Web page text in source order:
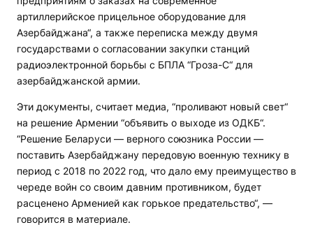
артиллерийское прицельное оборудование для
Азербайджана“, а также переписка между двумя
государствами о согласовании закупки станций
радиоэлектронной борьбы с БПЛА “Гроза-С“ для
азербайджанской армии.
Эти документы, считает медиа, “проливают новый свет“
на решение Армении “объявить о выходе из ОДКБ“.
“Решение Беларуси — верного союзника России —
поставить Азербайджану передовую военную технику в
период с 2018 по 2022 год, что дало ему преимущество в
череде войн со своим давним противником, будет
расценено Арменией как горькое предательство“, —
говорится в материале.